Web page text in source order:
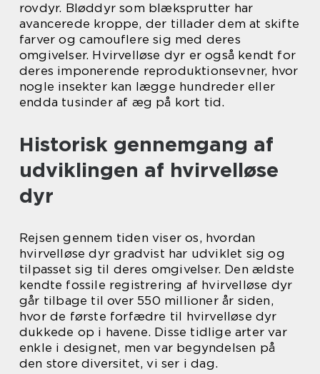
rovdyr. Bløddyr som blæksprutter har
avancerede kroppe, der tillader dem at skifte
farver og camouflere sig med deres
omgivelser. Hvirvelløse dyr er også kendt for
deres imponerende reproduktionsevner, hvor
nogle insekter kan lægge hundreder eller
endda tusinder af æg på kort tid.
Historisk gennemgang af
udviklingen af hvirvelløse
dyr
Rejsen gennem tiden viser os, hvordan
hvirvelløse dyr gradvist har udviklet sig og
tilpasset sig til deres omgivelser. Den ældste
kendte fossile registrering af hvirvelløse dyr
går tilbage til over 550 millioner år siden,
hvor de første forfædre til hvirvelløse dyr
dukkede op i havene. Disse tidlige arter var
enkle i designet, men var begyndelsen på
den store diversitet, vi ser i dag.